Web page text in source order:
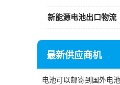
新能源电池出口物流
最新供应商机